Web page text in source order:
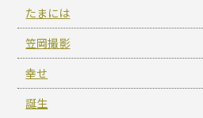
たまには
笠岡撮影
幸せ
誕生